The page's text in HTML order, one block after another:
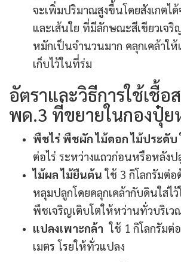
จะเพิ่มปริมาณสูงขึ้นโดยสังเกตไ
และเส้นใย ที่มีลักษณะสีเขียวเจ
หมักเป็นจำนวนมาก คลุกเคล้าใ
เก็บไว้ในที่ร่ม
อัตราและวิธีการใช้เชื้อส
พด.3 ที่ขยายในกองปุ๋ย
พืชไร่ พืชผัก ไม้ดอก ไม้ประดับ
ต่อไร่ ระหว่างแถวก่อนหรือหลัง
ไม้ผล ไม้ยืนต้น ใช้ 3 กิโลกรัมต่
หลุมปลูกโดยคลุกเคล้ากับดินใส่ไ
พืชเจริญเติบโตให้หว่านทั่วบริเ
แปลงเพาะกล้า ใช้ 1 กิโลกรัมต่
เมตร โรยให้ทั่วแปลง